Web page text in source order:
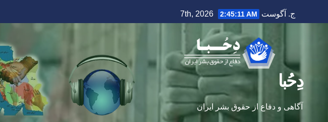
to
ج. آگوست 7th, 2026 2:45:12 AM
دِحُبا
آگاهی و دفاع از حقوق بشر ایران